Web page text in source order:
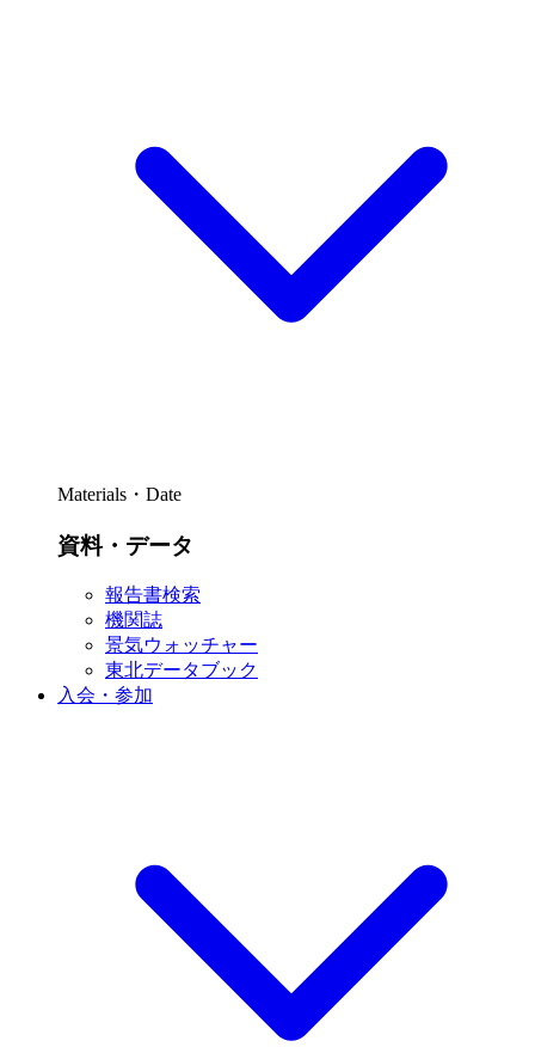
Materials・Date
資料・データ
報告書検索
機関誌
景気ウォッチャー
東北データブック
入会・参加